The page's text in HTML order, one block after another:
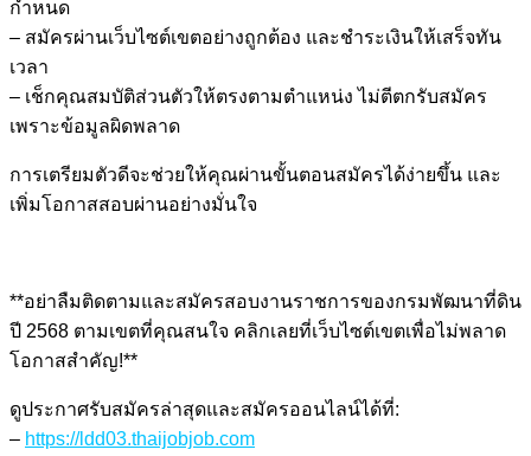
กำหนด
– สมัครผ่านเว็บไซต์เขตอย่างถูกต้อง และชำระเงินให้เสร็จทัน
เวลา
– เช็กคุณสมบัติส่วนตัวให้ตรงตามตำแหน่ง ไม่ตีตกรับสมัคร
เพราะข้อมูลผิดพลาด
การเตรียมตัวดีจะช่วยให้คุณผ่านขั้นตอนสมัครได้ง่ายขึ้น และ
เพิ่มโอกาสสอบผ่านอย่างมั่นใจ
**อย่าลืมติดตามและสมัครสอบงานราชการของกรมพัฒนาที่ดิน
ปี 2568 ตามเขตที่คุณสนใจ คลิกเลยที่เว็บไซต์เขตเพื่อไม่พลาด
โอกาสสำคัญ!**
ดูประกาศรับสมัครล่าสุดและสมัครออนไลน์ได้ที่:
– https://ldd03.thaijobjob.com